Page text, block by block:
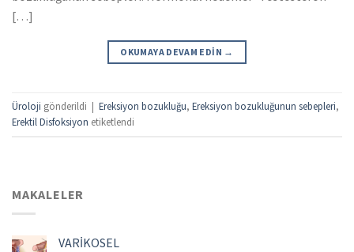
[…]
OKUMAYA DEVAM EDIN →
Üroloji gönderildi | Ereksiyon bozukluğu, Ereksiyon bozukluğunun sebepleri,
Erektil Disfoksiyon etiketlendi
MAKALELER
VARİKOSEL